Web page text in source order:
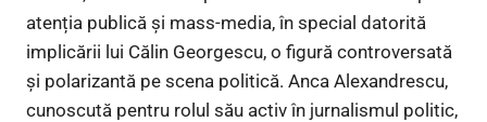
atenția publică și mass-media, în special datorită
implicării lui Călin Georgescu, o figură controversată
și polarizantă pe scena politică. Anca Alexandrescu,
cunoscută pentru rolul său activ în jurnalismul politic,